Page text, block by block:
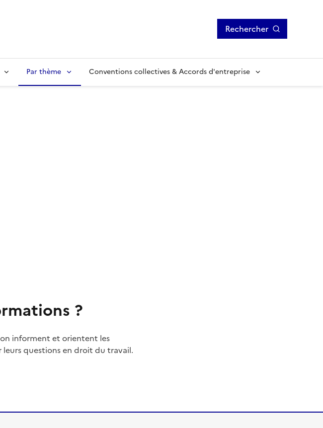
Rechercher
Par thème Conventions collectives & Accords d'entreprise
?
informent et orientent les
questions en droit du travail.